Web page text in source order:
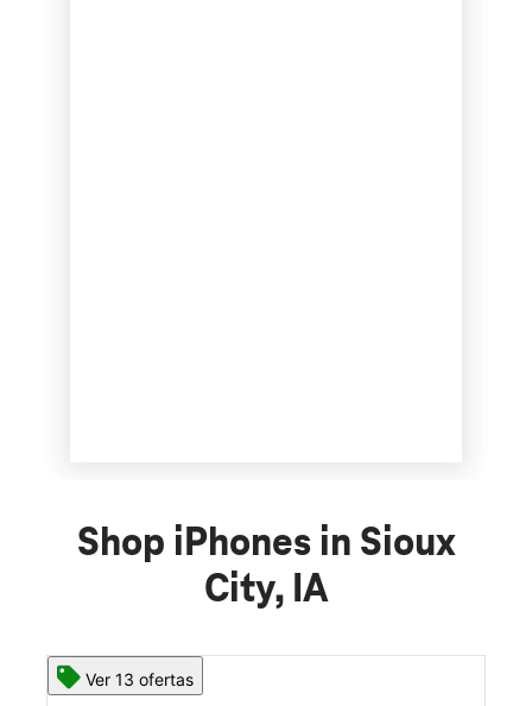
Shop iPhones in Sioux
City, IA
Ver 13 ofertas